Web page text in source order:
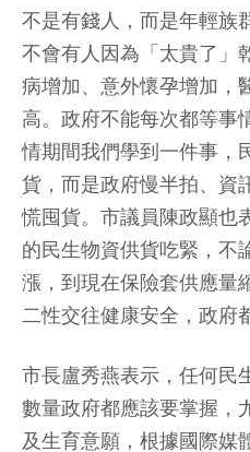
不是有錢人，而是年輕族
不會有人因為「太貴了」
病增加、意外懷孕增加，
高。政府不能每次都等事
情期間我們學到一件事，
貨，而是政府慢半拍、資
慌囤貨。市議員陳政顯也
的民生物資供貨吃緊，不
漲，到現在保險套供應量
二性交往健康安全，政府
市長盧秀燕表示，任何民
數量政府都應該要掌握，
及生育意願，根據國際媒